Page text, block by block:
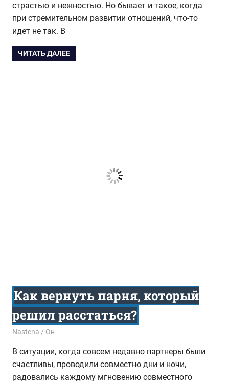
страстью и нежностью. Но бывает и такое, когда
при стремительном развитии отношений, что-то
идет не так. В
ЧИТАТЬ ДАЛЕЕ
Как вернуть парня, который
решил расстаться?
17.07.2017
Nastena Он
В ситуации, когда совсем недавно партнеры были
счастливы, проводили совместно дни и ночи,
радовались каждому мгновению совместного